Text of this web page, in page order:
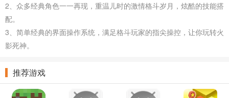
2、众多经典角色一一再现，重温儿时的激情格斗岁月，炫酷的技能搭
配。
3、简单经典的界面操作系统，满足格斗玩家的指尖操控，让你玩转火
影死神。
推荐游戏